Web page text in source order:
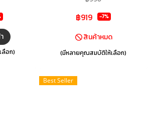
มาพร้อม
งกันสิ่ง
ใน มี
ด้วยการ
อก)
ที่เรียบง่ายสีสันสวยงาม มาพร้อม
มอเตอร์แบบปิดช่วยป้องกันสิ่ง
แปลกปลอมเข้าไปภายใน มี
ประสิทธิภาพสูง ทนทาน และประหยัด
คุณภาพดี มีความแข็งแรง ด้วยการ
฿919 -7%
สินค้าหมด
(มีหลายคุณสมบัติให้เลือก)
Best Seller